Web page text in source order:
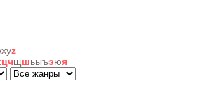
xyz
цчщшьыъэюя